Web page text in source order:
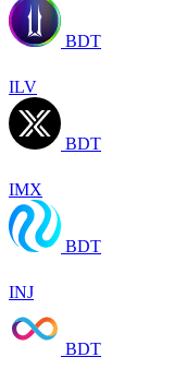
BDT
ILV
BDT
IMX
BDT
INJ
BDT